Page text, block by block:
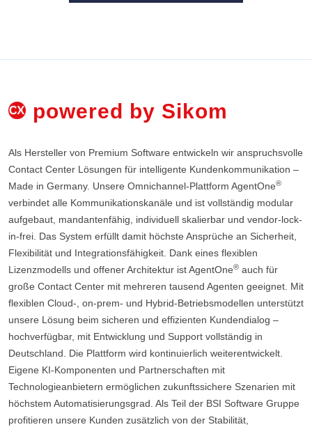
powered by Sikom
Als Hersteller von Premium Software entwickeln wir anspruchsvolle
Contact Center Lösungen für intelligente Kundenkommunikation –
Made in Germany. Unsere Omnichannel-Plattform AgentOne®
verbindet alle Kommunikationskanäle und ist vollständig modular
aufgebaut, mandantenfähig, individuell skalierbar und vendor-lock-
in-frei. Das System erfüllt damit höchste Ansprüche an Sicherheit,
Flexibilität und Integrationsfähigkeit. Dank eines flexiblen
Lizenzmodells und offener Architektur ist AgentOne® auch für
große Contact Center mit mehreren tausend Agenten geeignet. Mit
flexiblen Cloud-, on-prem- und Hybrid-Betriebsmodellen unterstützt
unsere Lösung beim sicheren und effizienten Kundendialog –
hochverfügbar, mit Entwicklung und Support vollständig in
Deutschland. Die Plattform wird kontinuierlich weiterentwickelt.
Eigene KI-Komponenten und Partnerschaften mit
Technologieanbietern ermöglichen zukunftssichere Szenarien mit
höchstem Automatisierungsgrad. Als Teil der BSI Software Gruppe
profitieren unsere Kunden zusätzlich von der Stabilität,